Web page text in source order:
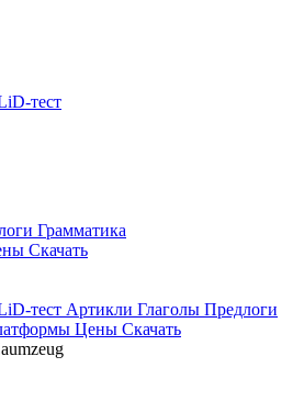
тест
Грамматика
Скачать
тест Артикли Глаголы Предлоги
Цены Скачать